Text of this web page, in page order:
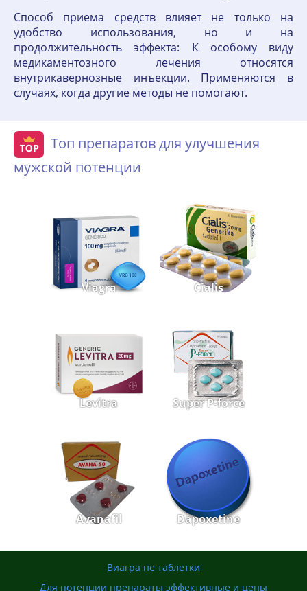
Способ приема средств влияет не только на
удобство использования, но и на
продолжительность эффекта: К особому виду
медикаментозного лечения относятся
внутрикавернозные инъекции. Применяются в
случаях, когда другие методы не помогают.
Топ препаратов для улучшения
мужской потенции
Viagra Cialis
Levitra Super P-force
Avanafil Dapoxetine
Виагра не таблетки
Для потенции препараты эффективные и цены